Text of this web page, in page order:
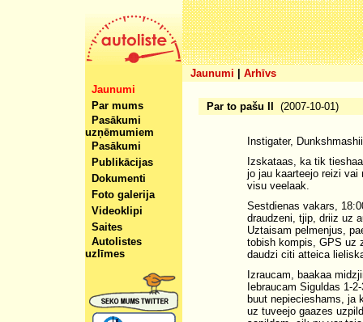
Jaunumi
Arhīvs
Jaunumi
Par mums
Pasākumi
uzņēmumiem
Pasākumi
Publikācijas
Dokumenti
Foto galerija
Videoklipi
Saites
Autolistes
uzlīmes
Par to pašu II (2007-10-01)
Instigater,
Izskataas, ka tik
jo jau kaarteejo reizi vai
visu veelaak.
Sestdienas vakars,
draudzeni, tjip, driiz uz
Uztaisam pelmenjus,
tobish kompis, GPS uz
daudzi citi atteica
Izraucam, baakaa
Iebraucam Siguldas 1-
buut nepiecieshams, ja
uz tuveejo gaazes